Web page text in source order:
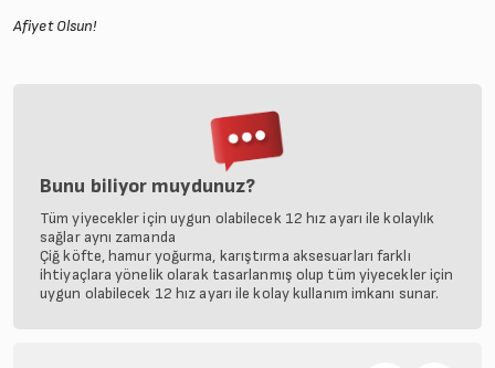
Afiyet Olsun!
Bunu biliyor muydunuz?
Tüm yiyecekler için uygun olabilecek 12 hız ayarı ile kolaylık
sağlar aynı zamanda
Çiğ köfte, hamur yoğurma, karıştırma aksesuarları farklı
ihtiyaçlara yönelik olarak tasarlanmış olup tüm yiyecekler için
uygun olabilecek 12 hız ayarı ile kolay kullanım imkanı sunar.